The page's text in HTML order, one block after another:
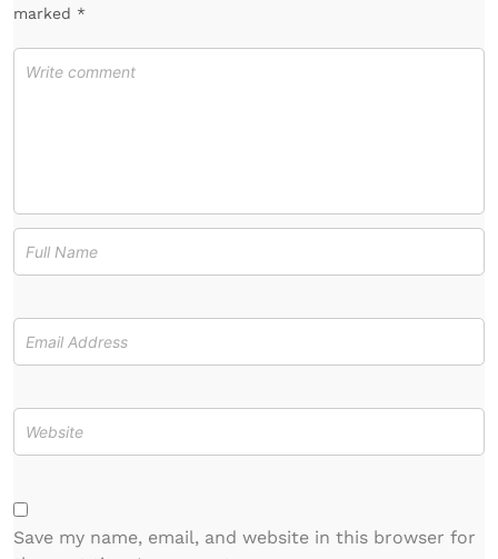
marked *
Save my name, email, and website in this browser for